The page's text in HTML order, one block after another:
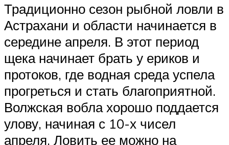
Традиционно сезон рыбной ловли в
Астрахани и области начинается в
середине апреля. В этот период
щека начинает брать у ериков и
протоков, где водная среда успела
прогреться и стать благоприятной.
Волжская вобла хорошо поддается
улову, начиная с 10-х чисел
апреля. Ловить ее можно на